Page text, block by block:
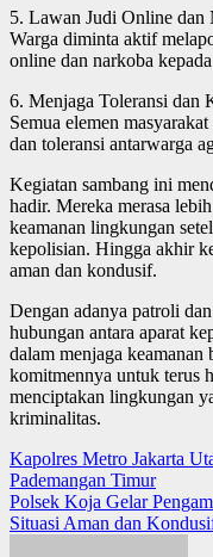
5. Lawan Judi Online dan
Warga diminta aktif
online dan narkoba
6. Menjaga Toleransi dan
Semua elemen
dan toleransi antarwarga
Kegiatan sambang ini
hadir. Mereka merasa
keamanan lingkungan
kepolisian. Hingga akhir
aman dan kondusif.
Dengan adanya patroli
hubungan antara aparat
dalam menjaga keamanan
komitmennya untuk terus
menciptakan lingkungan
kriminalitas.
Post
navigation
Kapolres Metro Jakarta
Pademangan Timur
Polsek Koja Gelar
Situasi Aman dan